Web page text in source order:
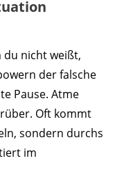
du nicht weißt,
der falsche
Pause. Atme
Oft kommt
sondern durchs
im